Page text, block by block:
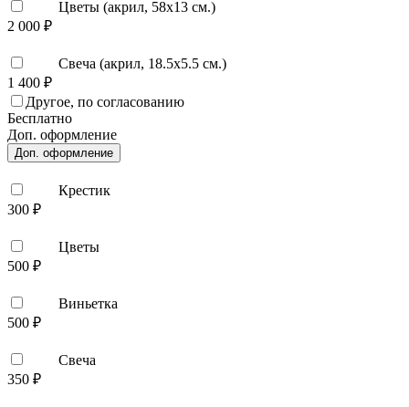
Цветы (акрил, 58х13 см.)
2 000 ₽
Свеча (акрил, 18.5х5.5 см.)
1 400 ₽
Другое, по согласованию
Бесплатно
Доп. оформление
Доп. оформление
Крестик
300 ₽
Цветы
500 ₽
Виньетка
500 ₽
Свеча
350 ₽